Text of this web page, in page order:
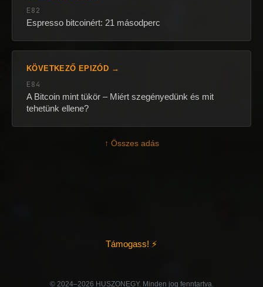
E82
Espresso bitcoinért: 21 másodperc
KÖVETKEZŐ EPIZÓD →
E84
A Bitcoin mint tükör – Miért szegényedünk és mit
tehetünk ellene?
↑ Összes adás
Támogass! ⚡
©️ 2024–2026 HUSZONEGY. Minden jog fenntartva.